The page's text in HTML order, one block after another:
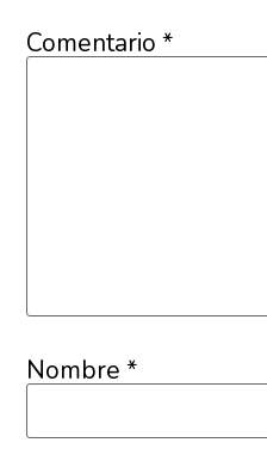
Comentario*
Nombre*